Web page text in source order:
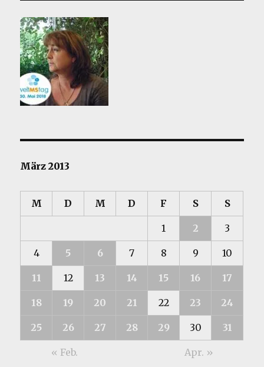
März 2013
M D M D F S S
1 2 3
4 5 6 7 8 9 10
11 12 13 14 15 16 17
18 19 20 21 22 23 24
25 26 27 28 29 30 31
« Feb. Apr. »